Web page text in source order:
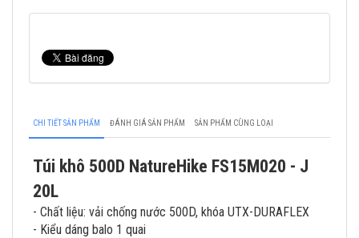
CHI TIẾT SẢN PHẨM ĐÁNH GIÁ SẢN PHẨM SẢN PHẨM CÙNG LOẠI
Túi khô 500D NatureHike FS15M020 - J
20L
- Chất liệu: vải chống nước 500D, khóa UTX-DURAFLEX
- Kiểu dáng balo 1 quai